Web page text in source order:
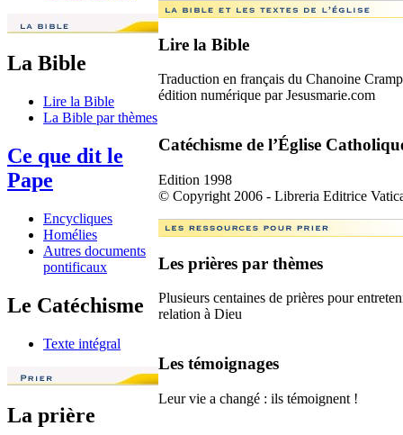
La Bible
Lire la Bible
La Bible par thèmes
Ce que dit le
Pape
Encycliques
Homélies
Autres documents
pontificaux
Le Catéchisme
Texte intégral
La prière
Lire la Bible
Traduction en français du Chanoine
édition numérique par Jesusmarie.com
Catéchisme de l’Église
Edition 1998
© Copyright 2006 - Libreria Editrice
Les prières par thèmes
Plusieurs centaines de prières pour
relation à Dieu
Les témoignages
Leur vie a changé : ils témoignent !